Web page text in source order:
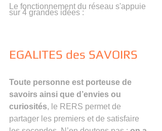
Le fonctionnement du réseau s'appuie
sur 4 grandes idées :
EGALITES des SAVOIRS
Toute personne est porteuse de
savoirs ainsi que d’envies ou
curiosités, le RERS permet de
partager les premiers et de satisfaire